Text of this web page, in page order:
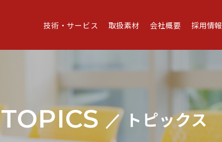
技術・サービス 取扱素材 会社概要 採用情報
TOPICS トピックス